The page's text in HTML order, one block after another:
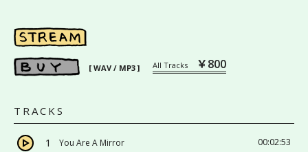
[ WAV / MP3 ] All Tracks ￥800
TRACKS
1 You Are A Mirror 00:02:53